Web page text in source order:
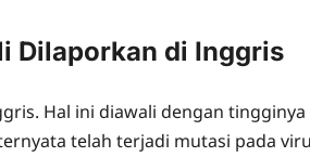
Dilaporkan di Inggris
Hal ini diawali dengan
telah terjadi mutasi pada